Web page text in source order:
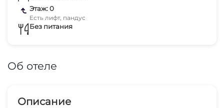
Этаж: 0
Есть лифт, пандус
Без питания
Об отеле
Описание